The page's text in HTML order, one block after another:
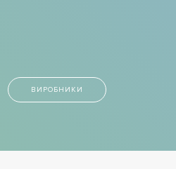
ВИРОБНИКИ